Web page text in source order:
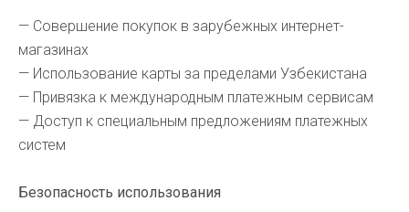
— Совершение покупок в зарубежных интернет-
магазинах
— Использование карты за пределами Узбекистана
— Привязка к международным платежным сервисам
— Доступ к специальным предложениям платежных
систем
Безопасность использования